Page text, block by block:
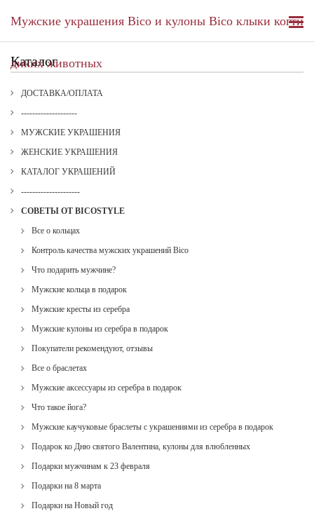
Мужские украшения Bico и кулоны Bico клыки когти
диких животных
Каталог
ДОСТАВКА/ОПЛАТА
--------------------
МУЖСКИЕ УКРАШЕНИЯ
ЖЕНСКИЕ УКРАШЕНИЯ
КАТАЛОГ УКРАШЕНИЙ
---------------------
СОВЕТЫ ОТ BICOSTYLE
Все о кольцах
Контроль качества мужских украшений Bico
Что подарить мужчине?
Мужские кольца в подарок
Мужские кресты из серебра
Мужские кулоны из серебра в подарок
Покупатели рекомендуют, отзывы
Все о браслетах
Мужские аксессуары из серебра в подарок
Что такое йога?
Мужские каучуковые браслеты с украшениями из серебра в подарок
Подарок ко Дню святого Валентина, кулоны для влюбленных
Подарки мужчинам к 23 февраля
Подарки на 8 марта
Подарки на Новый год